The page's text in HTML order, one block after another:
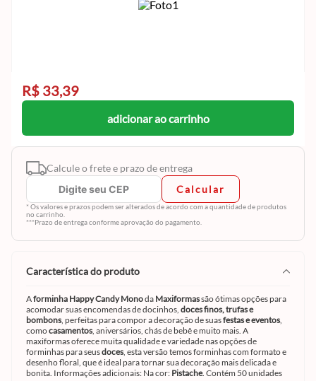
R$ 33,39
adicionar ao carrinho
Calcule o frete e prazo de entrega
Calcular
* Os valores e prazos podem ser alterados de acordo com a quantidade de produtos
no carrinho.
***Prazo de entrega conforme aprovação do pagamento.
característica do produto
Aforminha Happy Candy Monoda Maxiformassão ótimas opções para
acomodar suas encomendas de docinhos, doces finos, trufas e
bombons, perfeitas para compor a decoração de suasfestas e eventos,
comocasamentos, aniversários, chás de bebê e muito mais. A
maxiformas oferece muita qualidade e variedade nas opções de
forminhas para seusdoces, esta versão temos forminhas com formato e
desenho floral, que é ideal para tornar sua decoração mais delicada e
bonita. Informações adicionais: Na cor: Pistache. Contém 50 unidades